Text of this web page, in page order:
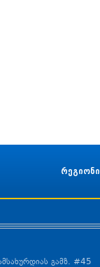
რეგიონი
გამზ. #45